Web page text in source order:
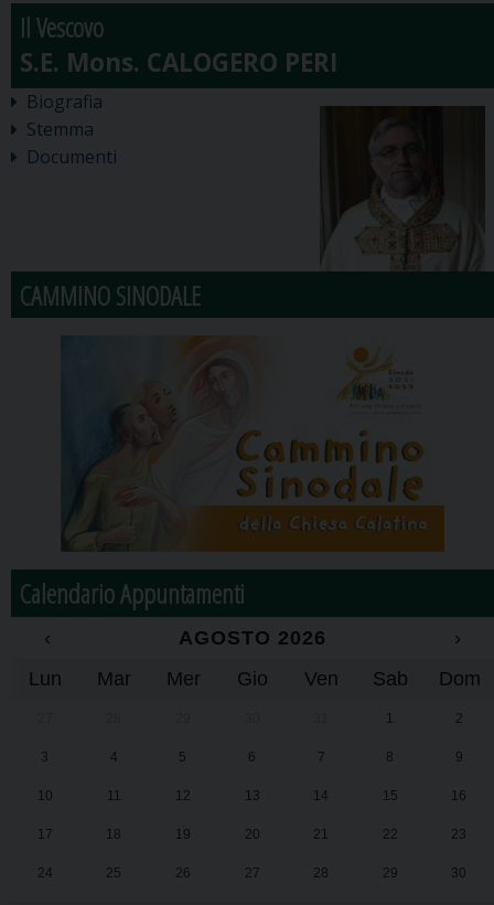
Il Vescovo
Biografia
Stemma
Documenti
CAMMINO SINODALE
Calendario Appuntamenti
‹ AGOSTO 2026
›
Lun
Mar Mer Gio Ven Sab Dom
1 2
3 4 5 6 7 8 9
10 11 12 13 14 15 16
17 18 19 20 21 22 23
24 25 26 27 28 29 30